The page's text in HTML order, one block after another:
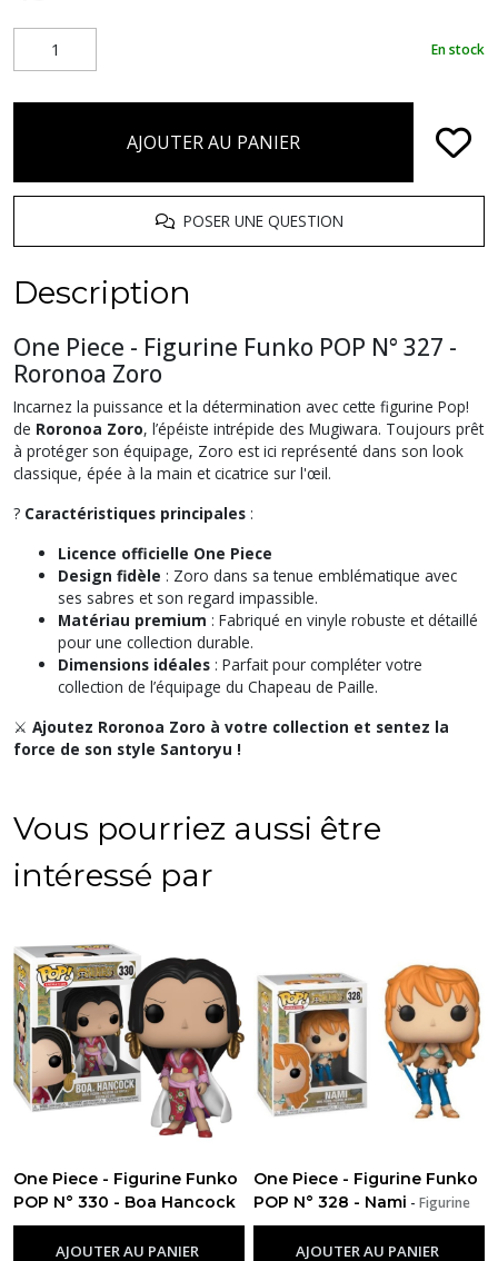
En stock
AJOUTER AU PANIER
POSER UNE QUESTION
Description
One Piece - Figurine Funko POP N° 327 -
Roronoa Zoro
Incarnez la puissance et la détermination avec cette figurine Pop!
de Roronoa Zoro, l’épéiste intrépide des Mugiwara. Toujours prêt
à protéger son équipage, Zoro est ici représenté dans son look
classique, épée à la main et cicatrice sur l'œil.
? Caractéristiques principales :
Licence officielle One Piece
Design fidèle : Zoro dans sa tenue emblématique avec
ses sabres et son regard impassible.
Matériau premium : Fabriqué en vinyle robuste et détaillé
pour une collection durable.
Dimensions idéales : Parfait pour compléter votre
collection de l’équipage du Chapeau de Paille.
⚔️ Ajoutez Roronoa Zoro à votre collection et sentez la
force de son style Santoryu !
Vous pourriez aussi être
intéressé par
One Piece - Figurine Funko
POP N° 330 - Boa Hancock
-Figurine Funko Pop One Piece
AJOUTER AU PANIER
One Piece - Figurine Funko
POP N° 328 - Nami -Figurine
Funko Pop One Piece
AJOUTER AU PANIER